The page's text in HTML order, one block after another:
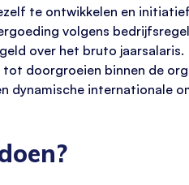
te ontwikkelen en
volgens
over het bruto jaarsalaris.
tot doorgroeien binnen de
dynamische internationale